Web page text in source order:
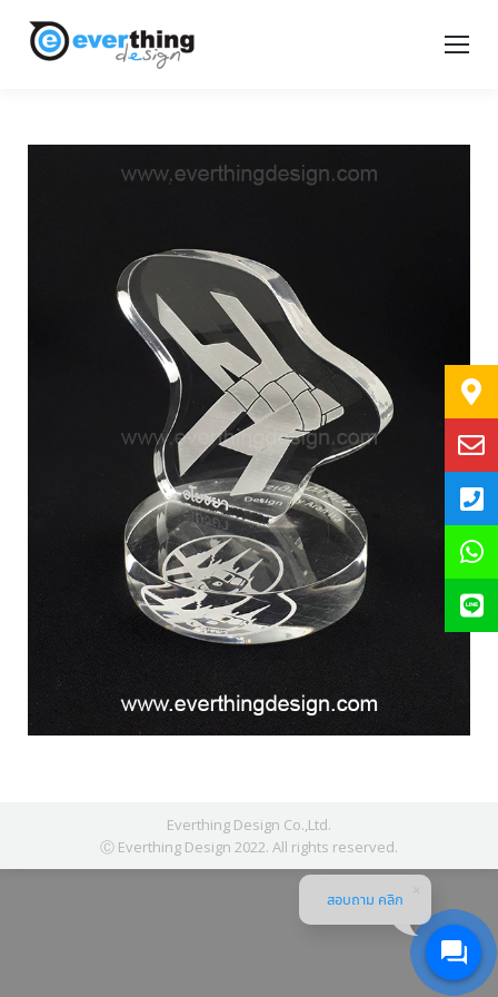
Everthing Design Co.,Ltd.
Ⓒ Everthing Design 2022. All rights reserved.
สอบถาม คลิก